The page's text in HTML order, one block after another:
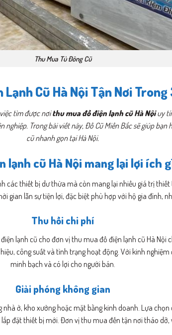
Thu Mua Tủ Đông Cũ
Cũ Hà Nội Tận Nơi
tìm được nơithu mua đồ điện lạnh cũ Hà Nộiuy
Trong bài viết này, Đồ Cũ Miền Bắc sẽ giúp
cũ nhanh gọn tại Hà Nội.
lạnh cũ Hà Nội mang lại lợi ích
các thiết bị dư thừa mà còn mang lại nhiều giá trị
gian lẫn sự tiện lợi, đặc biệt phù hợp với hộ gia đình,
Thu hồi chi phí
lạnh cũ cho đơn vị thu mua đồ điện lạnh cũ Hà
công suất và tình trạng hoạt động. Với kinh
minh bạch và có lợi cho người bán.
Giải phóng không gian
ở, kho xưởng hoặc mặt bằng kinh doanh. Lựa
đặt thiết bị mới. Đơn vị thu mua đến tận nơi tháo